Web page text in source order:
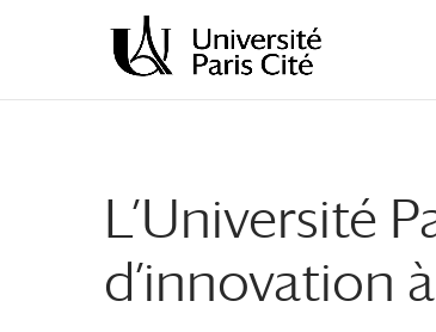
principal
navigation
L’Université
d’innovation